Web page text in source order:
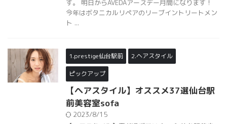
1.prestige仙台駅前 2.ヘアスタイル
【ヘアスタイル】オススメ37選仙台駅
前美容室sofa
2023/8/15
【ヘアスタイル】夏が過ぎていく sofa仙台駅前店
の紺野です。 お盆が過ぎて夏が過ぎて行きそうです
ね。 浮かれられない夏でしたが、 あっという間に
秋が来そうです。 有意義な毎日を過ごしたいです